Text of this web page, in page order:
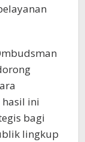
ini
bagi
lingkup